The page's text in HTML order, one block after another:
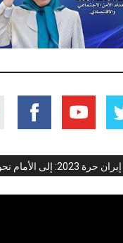
الأمام نحو جمهورية ديمقراطية